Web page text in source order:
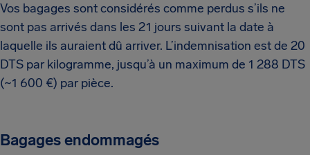
Vos bagages sont considérés comme perdus s’ils ne
sont pas arrivés dans les 21 jours suivant la date à
laquelle ils auraient dû arriver. L’indemnisation est de 20
DTS par kilogramme, jusqu’à un maximum de 1 288 DTS
(~1 600 €) par pièce.
Bagages endommagés